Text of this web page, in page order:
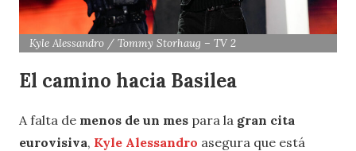
Kyle Alessandro / Tommy Storhaug – TV 2
El camino hacia Basilea
A falta de menos de un mes para la gran cita
eurovisiva, Kyle Alessandro asegura que está